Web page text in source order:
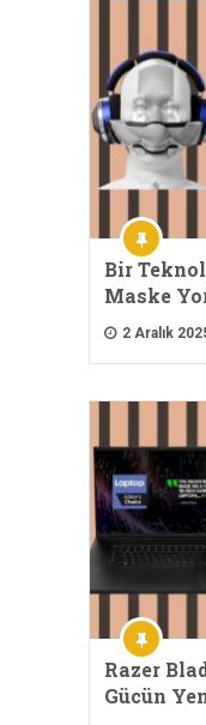
Bir
Maske
2 Aralık
Razer
Gücün